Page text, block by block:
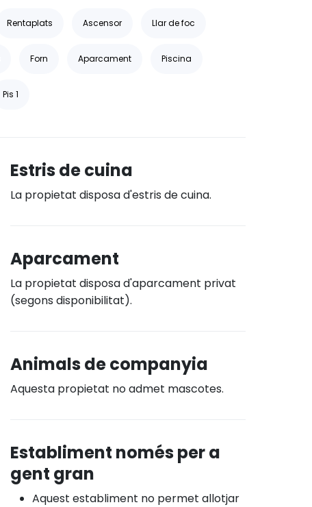
Rentaplats Ascensor Llar de foc
Forn Aparcament Piscina
Pis 1
Estris de cuina
La propietat disposa d'estris de cuina.
Aparcament
La propietat disposa d'aparcament privat
(segons disponibilitat).
Animals de companyia
Aquesta propietat no admet mascotes.
Establiment només per a
gent gran
Aquest establiment no permet allotjar